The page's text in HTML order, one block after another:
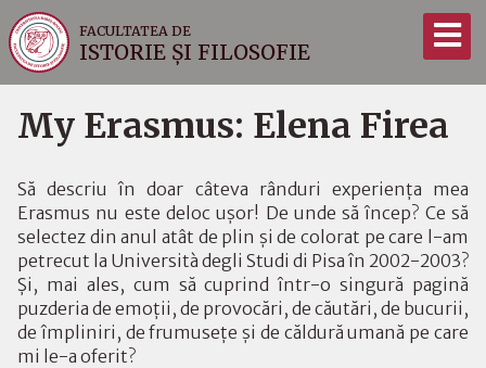
FACULTATEA DE
ISTORIE ȘI FILOSOFIE
My Erasmus: Elena Firea
Să descriu în doar câteva rânduri experienţa mea
Erasmus nu este deloc uşor! De unde să încep? Ce să
selectez din anul atât de plin şi de colorat pe care l-am
petrecut la Università degli Studi di Pisa în 2002-2003?
Şi, mai ales, cum să cuprind într-o singură pagină
puzderia de emoţii, de provocări, de căutări, de bucurii,
de împliniri, de frumuseţe şi de căldură umană pe care
mi le-a oferit?